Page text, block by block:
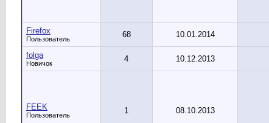
Firefox
Пользователь 68 10.01.2014
folga
Новичок 4 10.12.2013
FEEK
Пользователь 1 08.10.2013